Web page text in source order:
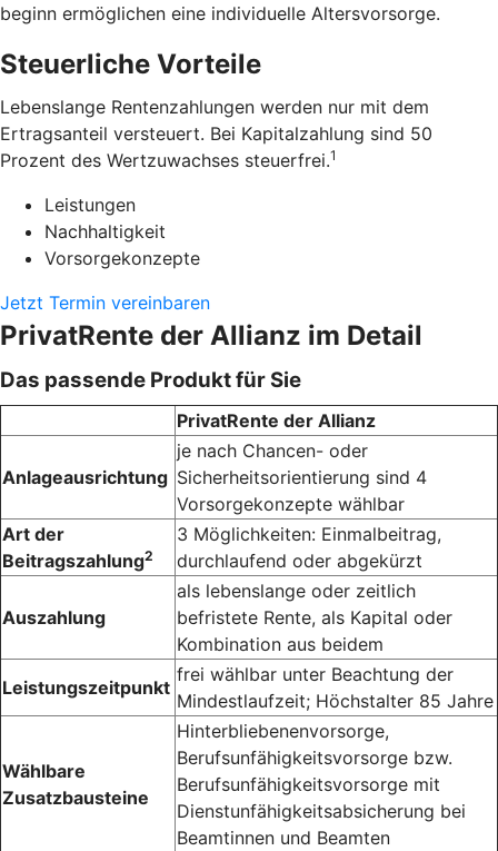
beginn ermöglichen eine individuelle Alters­vorsorge.
Steuerliche Vorteile
Lebens­lange Renten­zahlungen werden nur mit dem
Ertrags­anteil versteuert. Bei Kapital­zahlung sind 50
Prozent des Wert­zuwachses steuerfrei.1
Leistungen
Nachhaltigkeit
Vorsorgekonzepte
Jetzt Termin vereinbaren
PrivatRente der Allianz im Detail
Das passende Produkt für Sie
PrivatRente der Allianz
Anlageausrichtung
je nach Chancen- oder
Sicherheitsorientierung sind 4
Vorsorge­konzepte wählbar
Art der
Beitragszahlung2
3 Möglichkeiten: Einmalbeitrag,
durchlaufend oder abgekürzt
Auszahlung
als lebenslange oder zeitlich
befristete Rente, als Kapital oder
Kombination aus beidem
Leistungszeitpunkt
frei wählbar unter Beachtung der
Mindest­laufzeit; Höchst­alter 85 Jahre
Wählbare
Zusatzbausteine
Hinter­bliebenen­vorsorge,
Berufsunfähigkeitsvorsorge bzw.
Berufs­unfähigkeits­vorsorge mit
Dienst­unfähigkeits­absicherung bei
Beamtinnen und Beamten